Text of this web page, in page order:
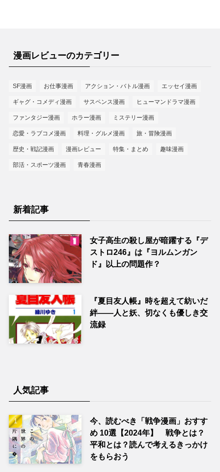
漫画レビューのカテゴリー
SF漫画 お仕事漫画 アクション・バトル漫画 エッセイ漫画
ギャグ・コメディ漫画 サスペンス漫画 ヒューマンドラマ漫画
ファンタジー漫画 ホラー漫画 ミステリー漫画
恋愛・ラブコメ漫画 料理・グルメ漫画 旅・冒険漫画
歴史・戦記漫画 漫画レビュー 特集・まとめ 趣味漫画
部活・スポーツ漫画 青春漫画
新着記事
女子高生の殺し屋が暗躍する『デ
ストロ246』は『ヨルムンガン
ド』以上の問題作？
『夏目友人帳』時を超えて紡いだ
絆――人と妖、切なくも優しき交
流録
人気記事
今、読むべき「戦争漫画」おすす
め 10選【2024年】 戦争とは？
平和とは？読んで考えるきっかけ
をもらおう